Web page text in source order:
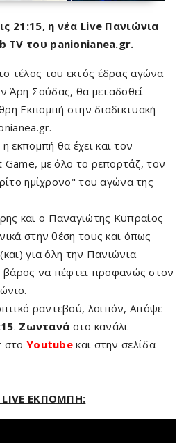
21:15, η νέα Live Πανιώνια
TV του panionianea.gr.
τέλος του εκτός έδρας αγώνα
Άρη Σούδας, θα μεταδοθεί
Εκπομπή στην διαδικτυακή
εκπομπή θα έχει και τον
με όλο το ρεπορτάζ, τον
ημίχρονο" του αγώνα της
και ο Παναγιώτης Κυπραίος
στην θέση τους και όπως
για όλη την Πανιώνια
βάρος να πέφτει προφανώς στον
ραντεβού, λοιπόν, Απόψε
. Ζωντανά στο κανάλι
στο Youtube και στην σελίδα
LIVE ΕΚΠΟΜΠΗ: